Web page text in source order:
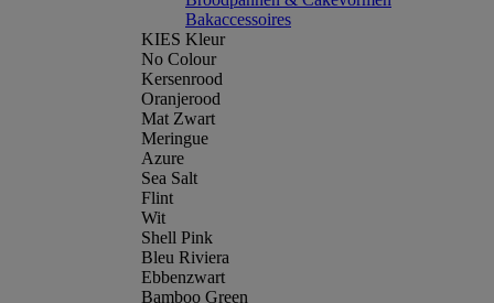
Bakaccessoires
KIES Kleur
No Colour
Kersenrood
Oranjerood
Mat Zwart
Meringue
Azure
Sea Salt
Flint
Wit
Shell Pink
Bleu Riviera
Ebbenzwart
Bamboo Green